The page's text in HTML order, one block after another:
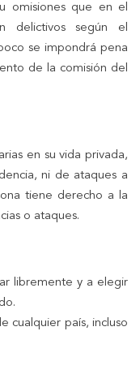
omisiones que en el
delictivos según el
se impondrá pena
de la comisión del
en su vida privada,
ni de ataques a
tiene derecho a la
o ataques.
libremente y a elegir
cualquier país, incluso